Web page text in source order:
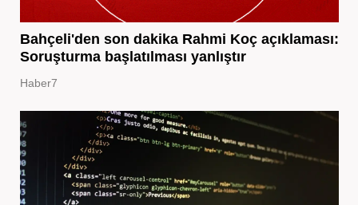
Bahçeli'den son dakika Rahmi Koç açıklaması:
Soruşturma başlatılması yanlıştır
Haber7